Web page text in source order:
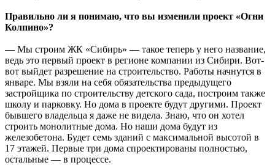
Правильно ли я понимаю, что вы изменили проект «Огни
Колпино»?
— Мы строим ЖК «Сибирь» — такое теперь у него название,
ведь это первый проект в регионе компании из Сибири. Вот-
вот выйдет разрешение на строительство. Работы начнутся в
январе. Мы взяли на себя обязательства предыдущего
застройщика по строительству детского сада, построим также
школу и парковку. Но дома в проекте будут другими. Проект
бывшего владельца я даже не видела. Знаю, что он хотел
строить монолитные дома. Но наши дома будут из
железобетона. Будет семь зданий с максимальной высотой в
17 этажей. Первые три дома спроектированы полностью,
остальные — в процессе.